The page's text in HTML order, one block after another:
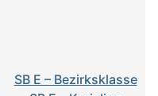
SB E – Bezirksklasse